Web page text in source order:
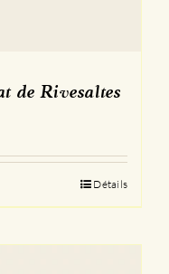
de Rivesaltes
Détails